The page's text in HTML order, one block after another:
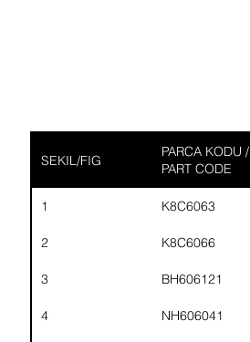
SEKIL/FIG
PARCA KODU /
PART CODE
1 K8C6063
2 K8C6066
3 BH606121
4 NH606041